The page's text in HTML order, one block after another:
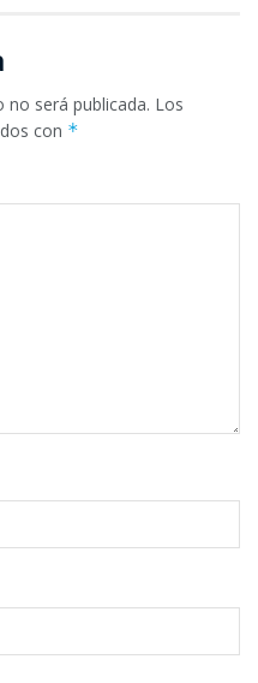
será publicada. Los
con *